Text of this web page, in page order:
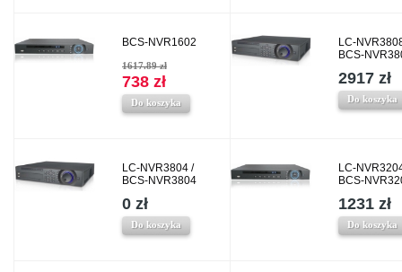
BCS-NVR1602
1617.89 zł
738 zł
Do koszyka
LC-
BCS-
2917 zł
Do koszyka
LC-NVR3804 /
BCS-NVR3804
0 zł
Do koszyka
LC-
BCS-
1231 zł
Do koszyka